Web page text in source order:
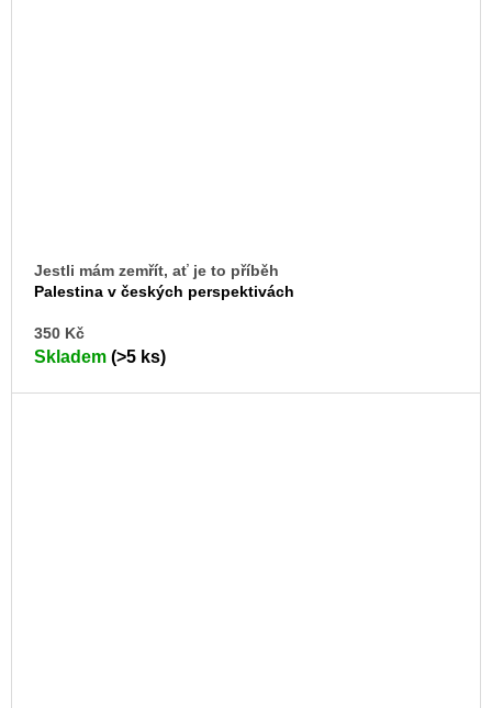
Jestli mám zemřít, ať je to příběh
Palestina v českých perspektivách
350 Kč
Skladem (>5 ks)